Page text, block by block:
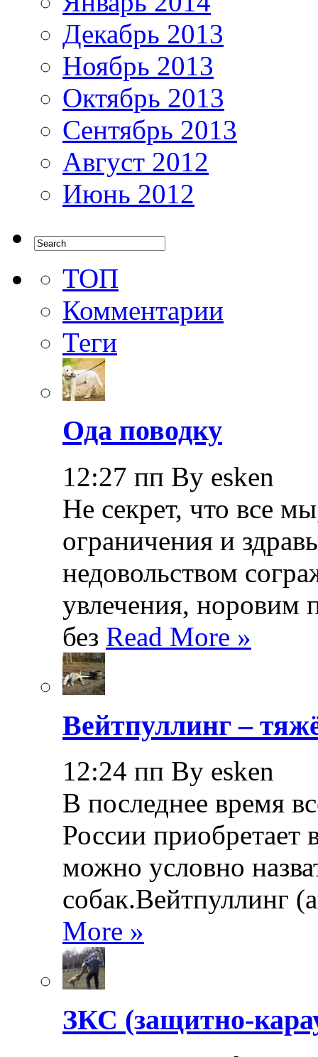
Декабрь 2013
Ноябрь 2013
Октябрь 2013
Сентябрь 2013
Август 2012
Июнь 2012
ТОП
Комментарии
Теги
Ода поводку
12:27 пп By esken
Не секрет, что все
ограничения и
недовольством
увлечения, норовим
без Read More »
Вейтпуллинг –
12:24 пп By esken
В последнее время
России приобретает
можно условно
собак.Вейтпуллинг
More »
ЗКС (защитно-